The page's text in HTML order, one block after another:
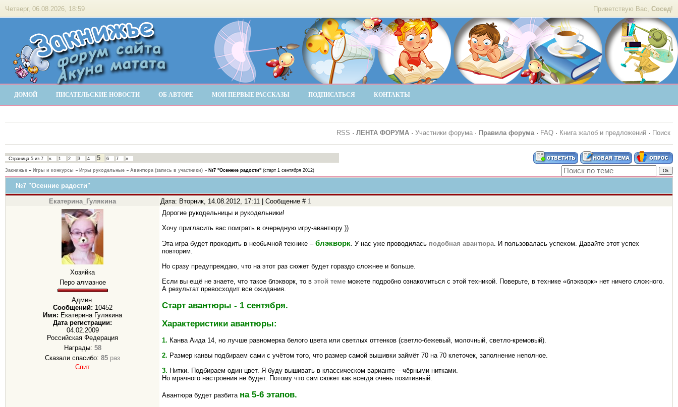
Приветствую Вас, Сосед!
Четверг, 06.08.2026, 18:59
ДОМОЙ ПИСАТЕЛЬСКИЕ НОВОСТИ ОБ АВТОРЕ МОИ ПЕРВЫЕ РАССКАЗЫ ПОДПИСАТЬСЯ КОНТАКТЫ
RSS · ЛЕНТА ФОРУМА · Участники форума · Правила форума· FAQ · Книга жалоб и предложений · Поиск
Страница 5 из 7 « 1 2 3 4 5 6 7 »
Закнижье » Игры и конкурсы » Игры рукодельные » Авантюра (запись в участники) » №7 "Осенние радости" (старт 1 сентября 2012)
№7 "Осенние радости"
Екатерина_Гулякина Дата: Вторник, 14.08.2012, 17:11 | Сообщение # 1
Хозяйка
Перо алмазное
Админ
Сообщений: 10452
Имя: Екатерина Гулякина
Дата регистрации:
04.02.2009
Российская Федерация
Награды: 58
Сказали спасибо: 85 раз
Спит
Дорогие рукодельницы и рукодельники!
Хочу пригласить вас поиграть в очередную игру-авантюру ))
Эта игра будет проходить в необычной технике – блэкворк. У нас уже проводилась подобная авантюра. И пользовалась успехом. Давайте этот успех
повторим.
Но сразу предупреждаю, что на этот раз сюжет будет гораздо сложнее и больше.
Если вы ещё не знаете, что такое блэкворк, то в этой теме можете подробно ознакомиться с этой техникой. Поверьте, в технике «блэкворк» нет ничего сложного.
А результат превосходит все ожидания.
Старт авантюры - 1 сентября.
Характеристики авантюры:
1. Канва Аида 14, но лучше равномерка белого цвета или светлых оттенков (светло-бежевый, молочный, светло-кремовый).
2. Размер канвы подбираем сами с учётом того, что размер самой вышивки займёт 70 на 70 клеточек, заполнение неполное.
3. Нитки. Подбираем один цвет. Я буду вышивать в классическом варианте – чёрными нитками.
Но мрачного настроения не будет. Потому что сам сюжет как всегда очень позитивный.
Авантюра будет разбита на 5-6 этапов.